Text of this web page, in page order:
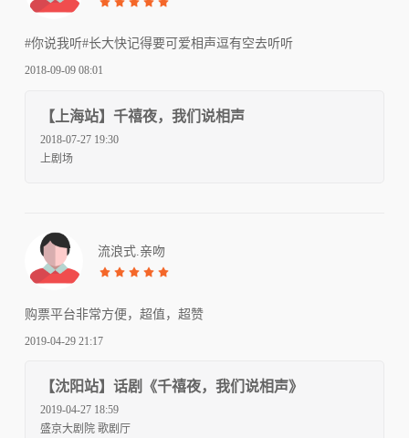
#你说我听#长大快记得要可爱相声逗有空去听听
2018-09-09 08:01
【上海站】千禧夜，我们说相声
2018-07-27 19:30
上剧场
流浪式.亲吻
购票平台非常方便，超值，超赞
2019-04-29 21:17
【沈阳站】话剧《千禧夜，我们说相声》
2019-04-27 18:59
盛京大剧院 歌剧厅